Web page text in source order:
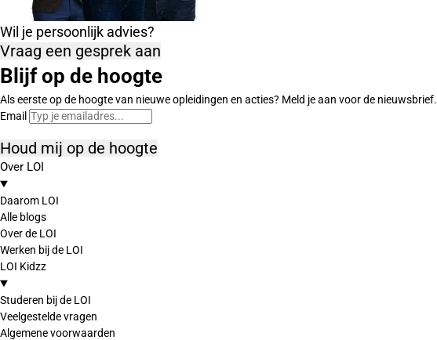
Wil je persoonlijk advies?
Vraag een gesprek aan
Blijf op de hoogte
Als eerste op de hoogte van nieuwe opleidingen en acties? Meld je aan voor de nieuwsbrief.
Email
Houd mij op de hoogte
Over LOI
Daarom LOI
Alle blogs
Over de LOI
Werken bij de LOI
LOI Kidzz
Studeren bij de LOI
Veelgestelde vragen
Algemene voorwaarden